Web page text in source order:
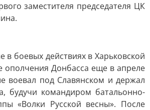
заместителя председателя ЦК
в боевых действиях в Харьковской
ополчения Донбасса еще в апреле
воевал под Славянском и держал
будучи командиром батальонно-
«Волки Русской весны». После